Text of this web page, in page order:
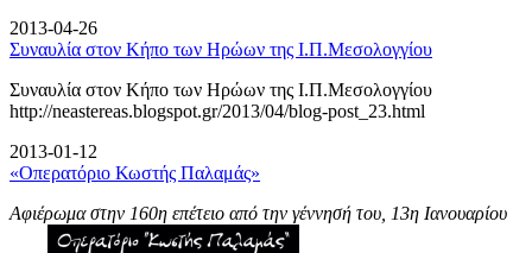
2013-04-26
Συναυλία στον Κήπο των Ηρώων της Ι.Π.Μεσολογγίου
Συναυλία στον Κήπο των Ηρώων της Ι.Π.Μεσολογγίου
http://neastereas.blogspot.gr/2013/04/blog-post_23.html
2013-01-12
«Οπερατόριο Κωστής Παλαμάς»
Αφιέρωμα στην 160η επέτειο από την γέννησή του, 13η Ιανουαρίου